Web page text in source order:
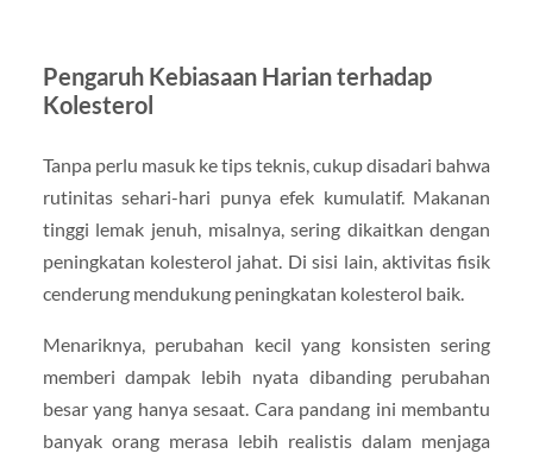
Pengaruh Kebiasaan Harian terhadap
Kolesterol
Tanpa perlu masuk ke tips teknis, cukup disadari bahwa
rutinitas sehari-hari punya efek kumulatif. Makanan
tinggi lemak jenuh, misalnya, sering dikaitkan dengan
peningkatan kolesterol jahat. Di sisi lain, aktivitas fisik
cenderung mendukung peningkatan kolesterol baik.
Menariknya, perubahan kecil yang konsisten sering
memberi dampak lebih nyata dibanding perubahan
besar yang hanya sesaat. Cara pandang ini membantu
banyak orang merasa lebih realistis dalam menjaga